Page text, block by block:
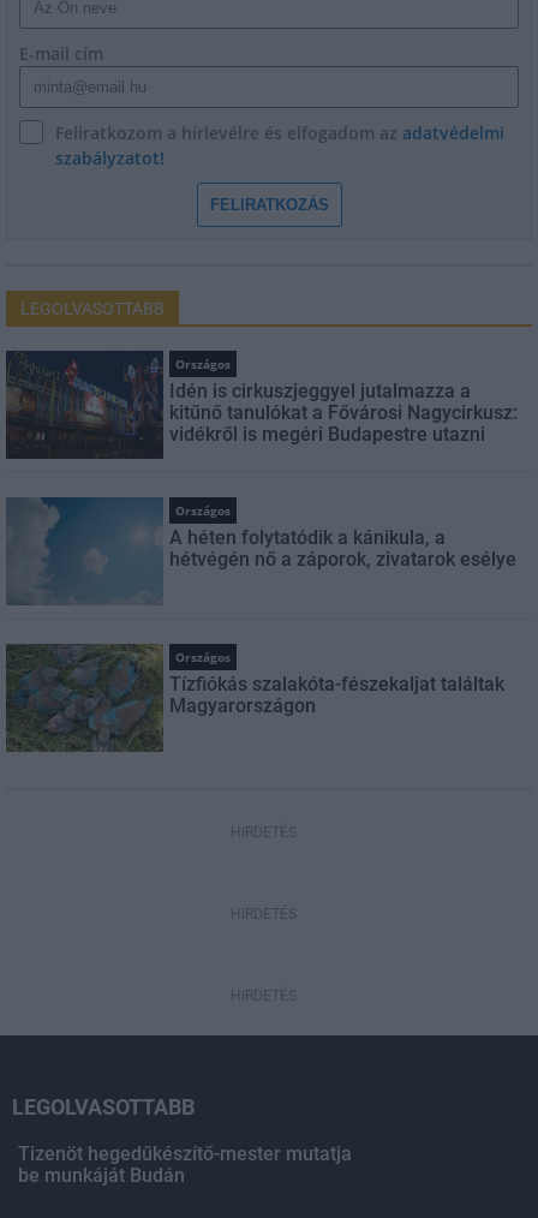
E-mail cím
Feliratkozom a hírlevélre és elfogadom az adatvédelmi
szabályzatot!
FELIRATKOZÁS
LEGOLVASOTTABB
Országos
Idén is cirkuszjeggyel jutalmazza a
kitűnő tanulókat a Fővárosi Nagycirkusz:
vidékről is megéri Budapestre utazni
Országos
A héten folytatódik a kánikula, a
hétvégén nő a záporok, zivatarok esélye
Országos
Tízfiókás szalakóta-fészekaljat találtak
Magyarországon
HIRDETÉS
HIRDETÉS
HIRDETÉS
LEGOLVASOTTABB
Tizenöt hegedűkészítő-mester mutatja
be munkáját Budán